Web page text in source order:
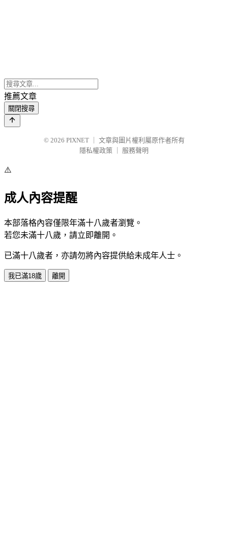
推薦文章
關閉搜尋
© 2026 PIXNET
文章與圖片權利屬原作者所有
隱私權政策
服務聲明
⚠️
成人內容提醒
本部落格內容僅限年滿十八歲者瀏覽。
若您未滿十八歲，請立即離開。
已滿十八歲者，亦請勿將內容提供給未成年人士。
我已滿18歲 離開